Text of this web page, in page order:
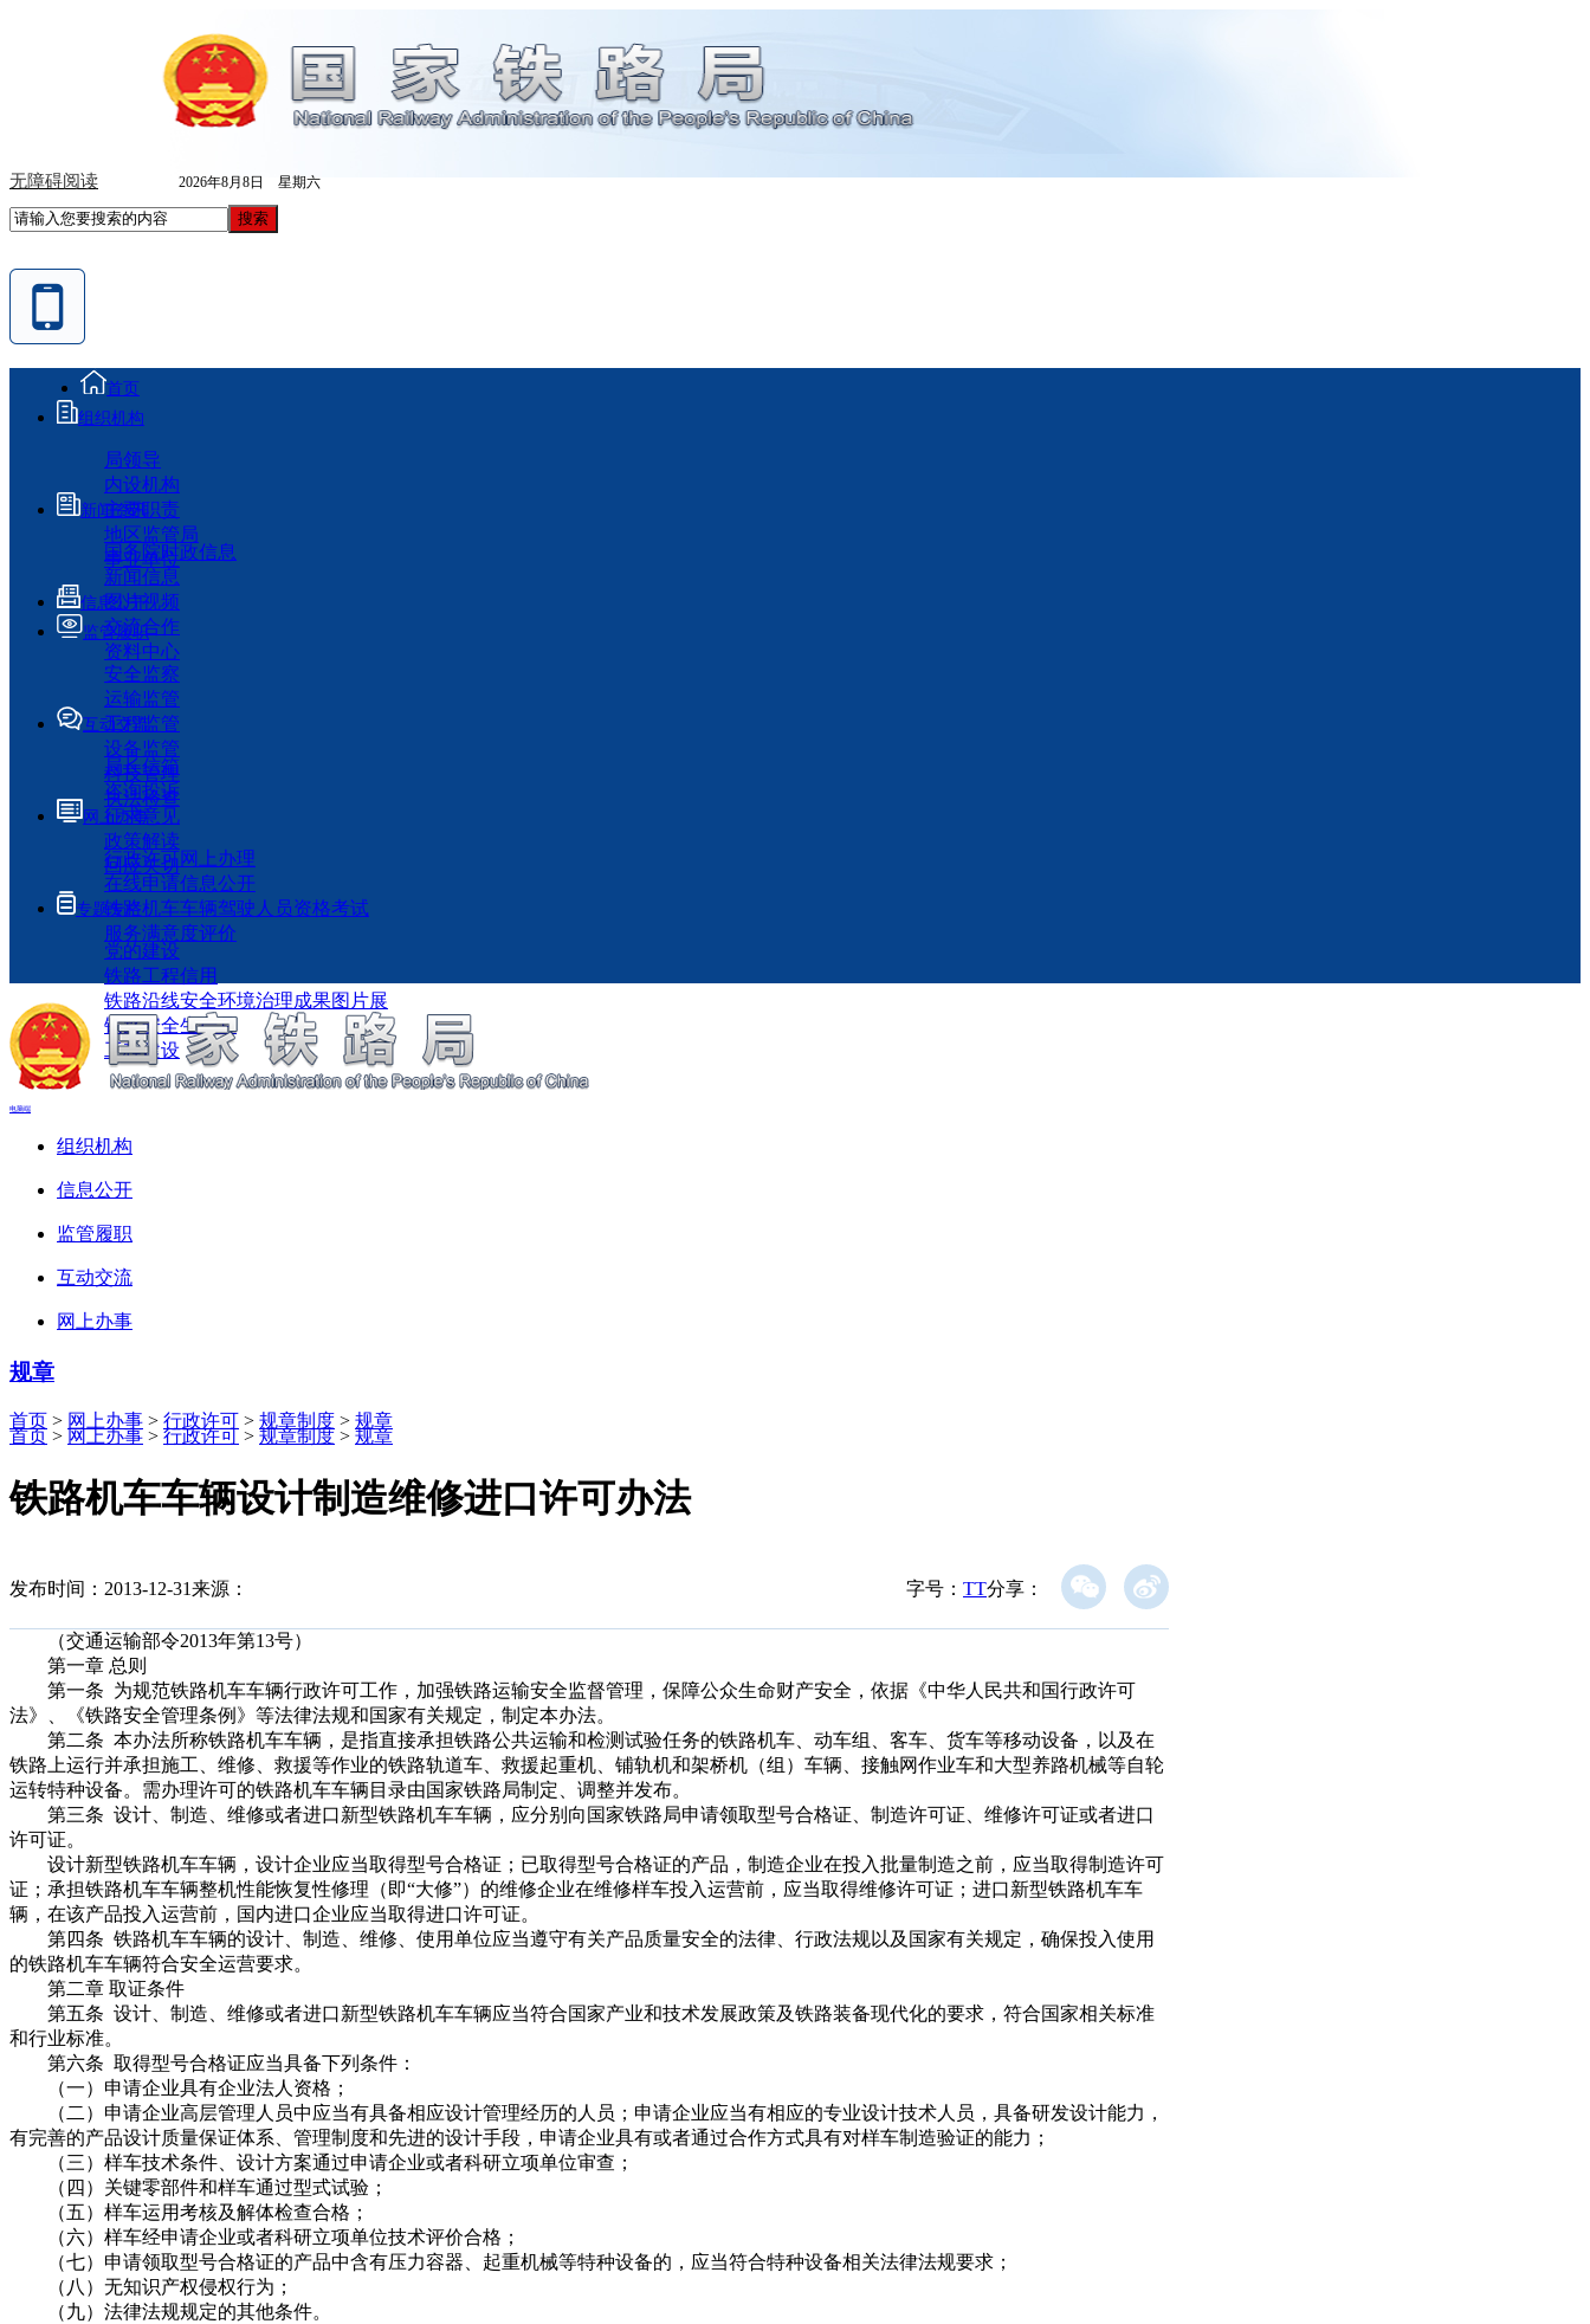
无障碍阅读 2026年8月8日 星期六
首页
组织机构
局领导
内设机构
主要职责
地区监管局
事业单位
新闻资讯
国务院时政信息
新闻信息
图片视频
交流合作
资料中心
信息公开
监管履职
安全监察
运输监管
工程监管
设备监管
科技管理
执法检查
互动交流
局长信箱
咨询投诉
征求意见
政策解读
回应关切
网上办事
行政许可网上办理
在线申请信息公开
铁路机车车辆驾驶人员资格考试
服务满意度评价
专题专栏
党的建设
铁路工程信用
铁路沿线安全环境治理成果图片展
铁路安全生产月
工程建设
电脑端
组织机构
信息公开
监管履职
互动交流
网上办事
规章
首页 > 网上办事 > 行政许可 > 规章制度 > 规章
首页 > 网上办事 > 行政许可 > 规章制度 > 规章
铁路机车车辆设计制造维修进口许可办法
发布时间：2013-12-31来源： 分享：
字号： TT
（交通运输部令2013年第13号）
第一章 总则
第一条 为规范铁路机车车辆行政许可工作，加强铁路运输安全监督管理，保障公众生命财产安全，依据《中华人民共和国行政许可
法》、《铁路安全管理条例》等法律法规和国家有关规定，制定本办法。
第二条 本办法所称铁路机车车辆，是指直接承担铁路公共运输和检测试验任务的铁路机车、动车组、客车、货车等移动设备，以及在
铁路上运行并承担施工、维修、救援等作业的铁路轨道车、救援起重机、铺轨机和架桥机（组）车辆、接触网作业车和大型养路机械等自轮
运转特种设备。需办理许可的铁路机车车辆目录由国家铁路局制定、调整并发布。
第三条 设计、制造、维修或者进口新型铁路机车车辆，应分别向国家铁路局申请领取型号合格证、制造许可证、维修许可证或者进口
许可证。
设计新型铁路机车车辆，设计企业应当取得型号合格证；已取得型号合格证的产品，制造企业在投入批量制造之前，应当取得制造许可
证；承担铁路机车车辆整机性能恢复性修理（即“大修”）的维修企业在维修样车投入运营前，应当取得维修许可证；进口新型铁路机车车
辆，在该产品投入运营前，国内进口企业应当取得进口许可证。
第四条 铁路机车车辆的设计、制造、维修、使用单位应当遵守有关产品质量安全的法律、行政法规以及国家有关规定，确保投入使用
的铁路机车车辆符合安全运营要求。
第二章 取证条件
第五条 设计、制造、维修或者进口新型铁路机车车辆应当符合国家产业和技术发展政策及铁路装备现代化的要求，符合国家相关标准
和行业标准。
第六条 取得型号合格证应当具备下列条件：
（一）申请企业具有企业法人资格；
（二）申请企业高层管理人员中应当有具备相应设计管理经历的人员；申请企业应当有相应的专业设计技术人员，具备研发设计能力，
有完善的产品设计质量保证体系、管理制度和先进的设计手段，申请企业具有或者通过合作方式具有对样车制造验证的能力；
（三）样车技术条件、设计方案通过申请企业或者科研立项单位审查；
（四）关键零部件和样车通过型式试验；
（五）样车运用考核及解体检查合格；
（六）样车经申请企业或者科研立项单位技术评价合格；
（七）申请领取型号合格证的产品中含有压力容器、起重机械等特种设备的，应当符合特种设备相关法律法规要求；
（八）无知识产权侵权行为；
（九）法律法规规定的其他条件。